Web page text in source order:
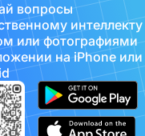
вопросы
интеллекту
или фотографиями
на iPhone или